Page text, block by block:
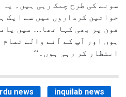
سونے کی طرح چمک رہی ہیں۔ یہ
خواتین کرداروں میں سے ایک
فون پر بھی کہا تھا… میں
ہوں اور آپ کے آنے والے
انتظار کر رہی ہوں۔‘‘
news
inquilab news